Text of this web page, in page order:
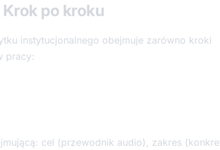
po kroku
instytucjonalnego obejmuje zarówno kroki
pracy:
cel (przewodnik audio), zakres